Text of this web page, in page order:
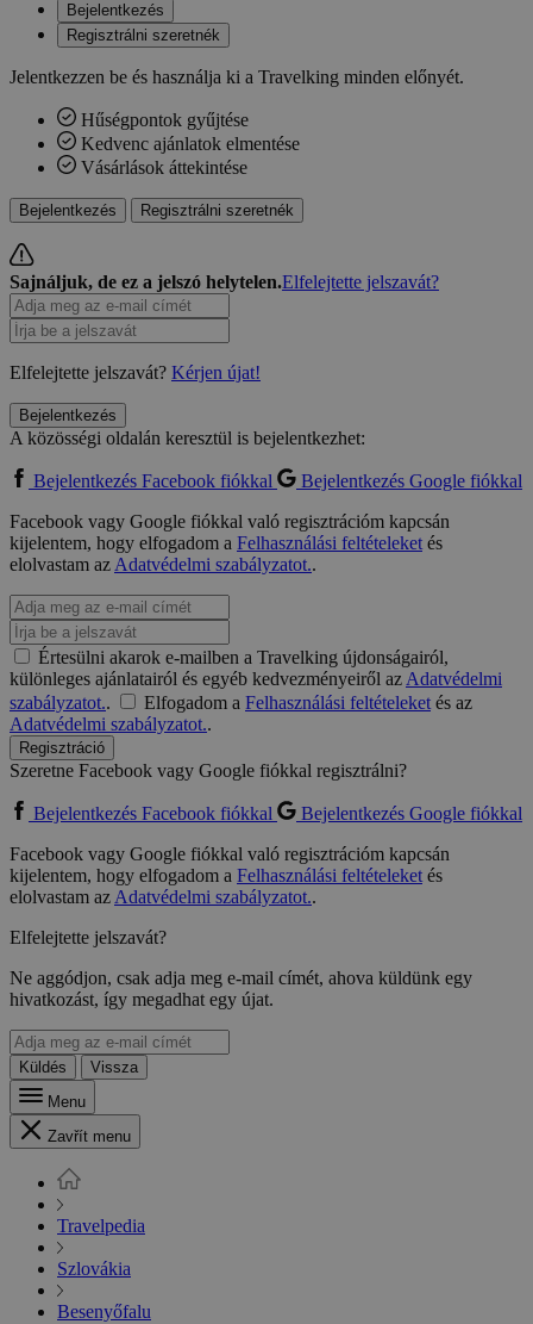
Bejelentkezés
Regisztrálni szeretnék
Jelentkezzen be és használja ki a Travelking minden előnyét.
Hűségpontok gyűjtése
Kedvenc ajánlatok elmentése
Vásárlások áttekintése
Bejelentkezés Regisztrálni szeretnék
Sajnáljuk, de ez a jelszó helytelen.Elfelejtette jelszavát?
Elfelejtette jelszavát? Kérjen újat!
Bejelentkezés
A közösségi oldalán keresztül is bejelentkezhet:
Bejelentkezés Facebook fiókkal
Bejelentkezés Google fiókkal
Facebook vagy Google fiókkal való regisztrációm kapcsán
kijelentem, hogy elfogadom a Felhasználási feltételeketés
elolvastam azAdatvédelmi szabályzatot..
Értesülni akarok e-mailben a Travelking újdonságairól,
különleges ajánlatairól és egyéb kedvezményeiről azAdatvédelmi
szabályzatot.. Elfogadom a Felhasználási feltételeketés az
Adatvédelmi szabályzatot..
Regisztráció
Szeretne Facebook vagy Google fiókkal regisztrálni?
Bejelentkezés Facebook fiókkal
Bejelentkezés Google fiókkal
Facebook vagy Google fiókkal való regisztrációm kapcsán
kijelentem, hogy elfogadom a Felhasználási feltételeketés
elolvastam azAdatvédelmi szabályzatot..
Elfelejtette jelszavát?
Ne aggódjon, csak adja meg e-mail címét, ahova küldünk egy
hivatkozást, így megadhat egy újat.
Küldés
Vissza
Menu
Zavřít menu
Travelpedia
Szlovákia
Besenyőfalu